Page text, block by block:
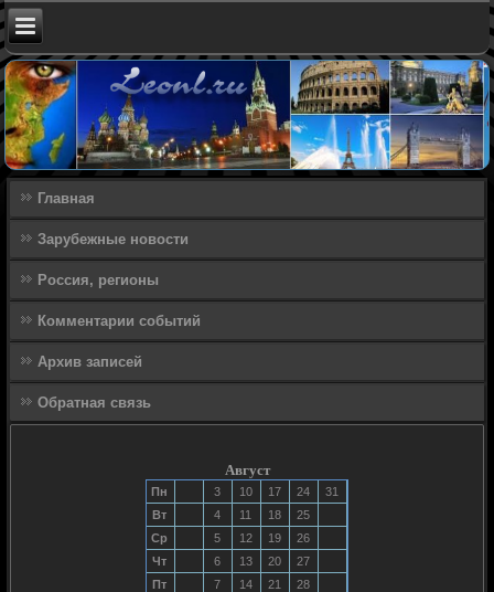
Главная
Зарубежные новости
Россия, регионы
Комментарии событий
Архив записей
Обратная связь
Август
Пн 3 10 17 24
31
Вт
4 11 18
25
Ср
5 12 19
26
Чт
6 13 20
27
Пт
7 14 21
28